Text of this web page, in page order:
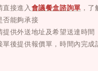
直接進入 會議餐盒諮詢單 ，了
否能夠承接
提供外送地址及希望送達時間
後提供報價單，時間內完成